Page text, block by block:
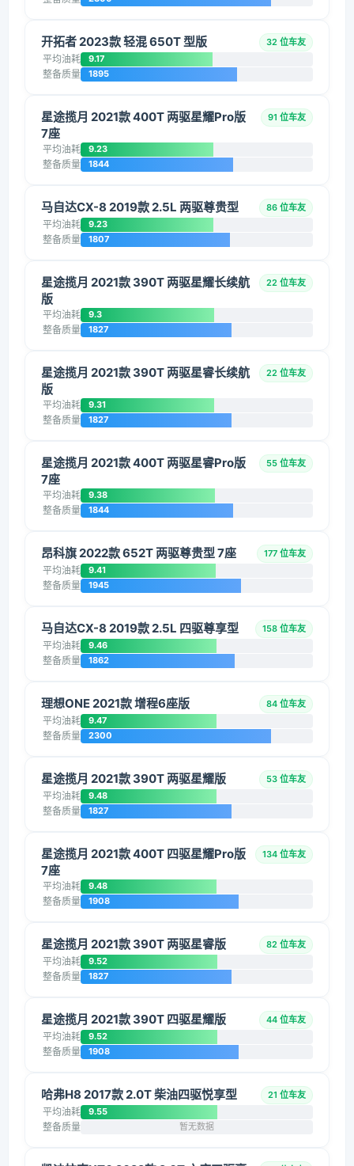
开拓者 2023款 轻混 650T 型版 32 位车友
平均油耗 9.17
整备质量 1895
星途揽月 2021款 400T 两驱星耀Pro版
7座
91 位车友
平均油耗 9.23
整备质量 1844
马自达CX-8 2019款 2.5L 两驱尊贵型 86 位车友
平均油耗 9.23
整备质量 1807
星途揽月 2021款 390T 两驱星耀长续航
版
22 位车友
平均油耗 9.3
整备质量 1827
星途揽月 2021款 390T 两驱星睿长续航
版
22 位车友
平均油耗 9.31
整备质量 1827
星途揽月 2021款 400T 两驱星睿Pro版
7座
55 位车友
平均油耗 9.38
整备质量 1844
昂科旗 2022款 652T 两驱尊贵型 7座 177 位车友
平均油耗 9.41
整备质量 1945
马自达CX-8 2019款 2.5L 四驱尊享型 158 位车友
平均油耗 9.46
整备质量 1862
理想ONE 2021款 增程6座版 84 位车友
平均油耗 9.47
整备质量 2300
星途揽月 2021款 390T 两驱星耀版 53 位车友
平均油耗 9.48
整备质量 1827
星途揽月 2021款 400T 四驱星耀Pro版
7座
134 位车友
平均油耗 9.48
整备质量 1908
星途揽月 2021款 390T 两驱星睿版 82 位车友
平均油耗 9.52
整备质量 1827
星途揽月 2021款 390T 四驱星耀版 44 位车友
平均油耗 9.52
整备质量 1908
哈弗H8 2017款 2.0T 柴油四驱悦享型 21 位车友
平均油耗 9.55
整备质量 暂无数据